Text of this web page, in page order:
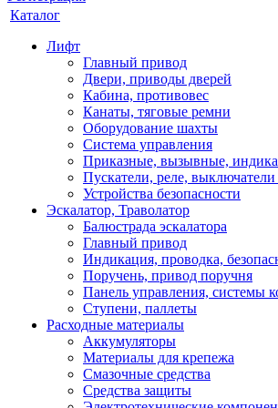
Каталог
Лифт
Главный привод
Двери, приводы дверей
Кабина, противовес
Канаты, тяговые ремни
Оборудование шахты
Система управления
Приказные, вызывные,
Пускатели, реле, выключатели
Устройства безопасности
Эскалатор, Траволатор
Балюстрада эскалатора
Главный привод
Индикация, проводка,
Поручень, привод поручня
Панель управления, системы
Ступени, паллеты
Расходные материалы
Аккумуляторы
Материалы для крепежа
Смазочные средства
Средства защиты